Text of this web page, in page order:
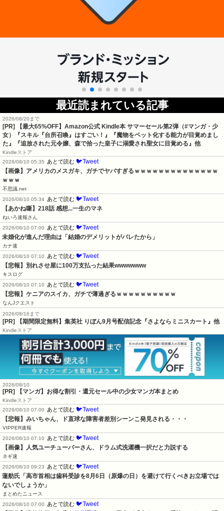
最近読まれている記事
2026/08/20まで
[PR]
【最大65%OFF】Amazon公式 Kindle本 サマーセール第2弾（#マンガ・少
女）『スキル『台所召喚』はすごい！』『魔物をペット化する能力が目覚めまし
た』『追放された元令嬢、森で拾った皇子に溺愛され聖女に目覚める』他
Kindleストア
2026/08/10 05:35
あとで読む 🐦Tweet
【画像】アメリカのメスガキ、ガチでヤバすぎるｗｗｗｗｗｗｗｗｗｗｗｗｗｗ
ｗｗｗ
不思議.net
2026/08/10 05:34 あとで読む 🐦Tweet
【あかね噺】218話 感想...一生のマネ
ねいろ速報さん
2026/08/10 07:00
あとで読む 🐦Tweet
未婚化が進んだ理由は「結婚のデメリットがバレたから」
カナ速
2026/08/10 07:10
あとで読む 🐦Tweet
【悲報】別れさせ屋に100万支払った結果wwwwwww
キスログ
2026/08/10 07:10
あとで読む 🐦Tweet
【悲報】ケニアのスイカ、ガチで薄過ぎるｗｗｗｗｗｗｗｗｗｗ
なんJクエスト
2026/08/16まで
[PR] 【期間限定無料】集英社 りぼん9月号配信記念『さよならミニスカート』他
Kindleストア
2026/08/10
[PR] 【マンガ】お得な割引・還元セール中の少女マンガ本まとめ
Kindleストア
2026/08/10 07:00
あとで読む 🐦Tweet
【悲報】みいちゃん、ド直球な障害者差別シーンこ発見される・・・
VIPPER速報
2026/08/10 07:10
あとで読む 🐦Tweet
【画像】人気ユーチューバーさん、ドラム式洗濯機一択だと力説する
ネギ速
2026/08/10 09:23
あとで読む 🐦Tweet
蓮舫氏「高市首相は歯科受診を8月6日（原爆の日）を避けて行くべきお立場では
ないでしょうか」
まとめたニュース
2026/08/10 07:00
あとで読む 🐦Tweet